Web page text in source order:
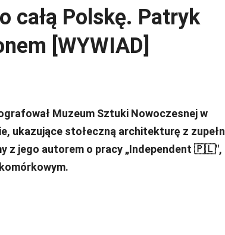
całą Polskę. Patryk
[WYWIAD]
Muzeum Sztuki Nowoczesnej w
ukazujące stołeczną architekturę z
z jego autorem o pracy „Independent 🇵🇱",